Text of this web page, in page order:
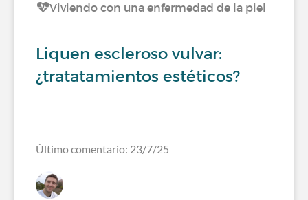
Viviendo con una enfermedad de la piel
Liquen escleroso vulvar:
¿tratatamientos estéticos?
Último comentario: 23/7/25